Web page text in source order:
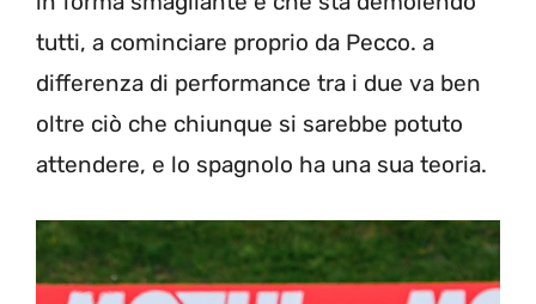
tutti, a cominciare proprio da Pecco. a
differenza di performance tra i due va ben
oltre ciò che chiunque si sarebbe potuto
attendere, e lo spagnolo ha una sua teoria.